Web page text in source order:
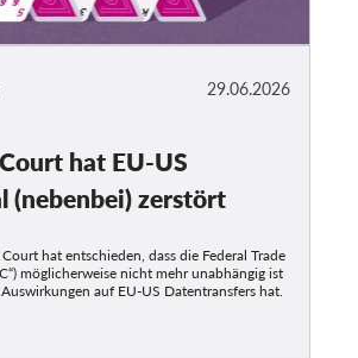
29.06.2026
hat EU-US
(nebenbei) zerstört
hat entschieden, dass die Federal Trade
möglicherweise nicht mehr unabhängig ist
auf EU-US Datentransfers hat.